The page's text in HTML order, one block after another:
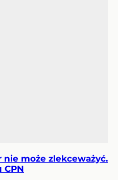
może zlekceważyć.
CPN